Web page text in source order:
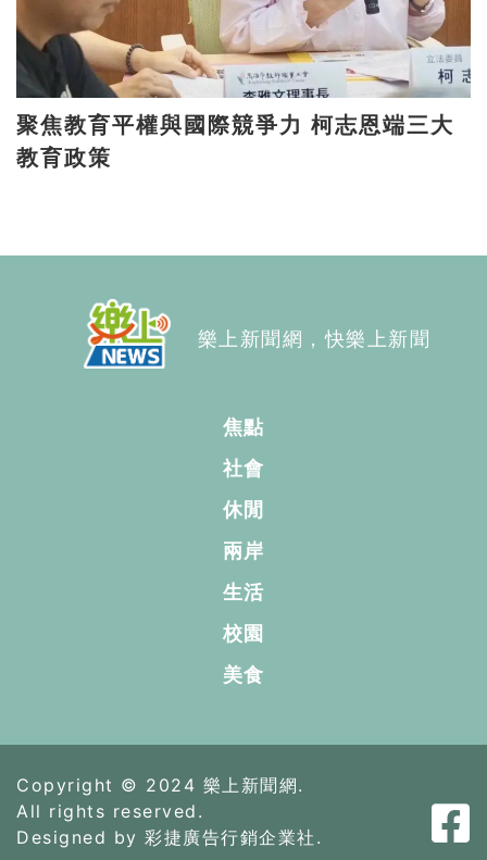
聚焦教育平權與國際競爭力 柯志恩端三大
教育政策
樂上新聞網，快樂上新聞
焦點
社會
休閒
兩岸
生活
校園
美食
Copyright © 2024 樂上新聞網.
All rights reserved.
Designed by 彩捷廣告行銷企業社.